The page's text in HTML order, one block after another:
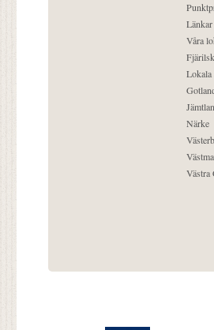
Våra
Närke
Västra